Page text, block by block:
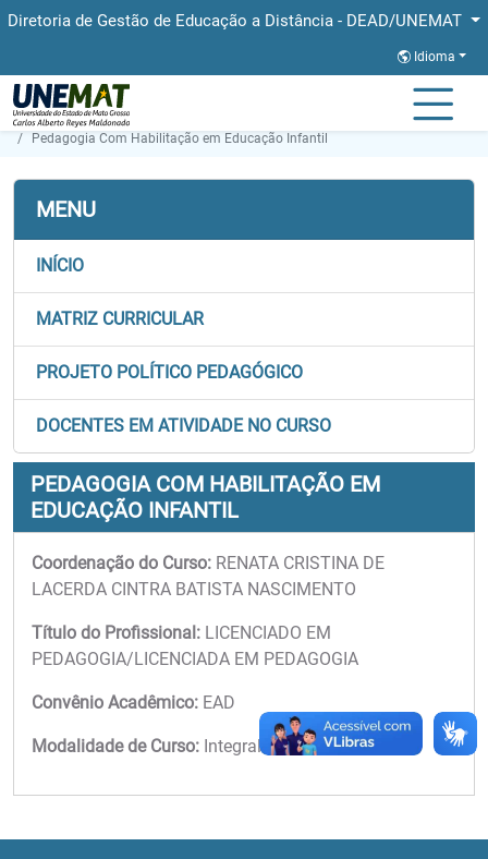
Diretoria de Gestão de Educação a Distância - DEAD/UNEMAT
Idioma
Página Inicial
Pedagogia Com Habilitação em Educação Infantil
MENU
INÍCIO
MATRIZ CURRICULAR
PROJETO POLÍTICO PEDAGÓGICO
DOCENTES EM ATIVIDADE NO CURSO
PEDAGOGIA COM HABILITAÇÃO EM
EDUCAÇÃO INFANTIL
Coordenação do Curso: RENATA CRISTINA DE
LACERDA CINTRA BATISTA NASCIMENTO
Título do Profissional: LICENCIADO EM
PEDAGOGIA/LICENCIADA EM PEDAGOGIA
Convênio Acadêmico: EAD
Modalidade de Curso: Integral